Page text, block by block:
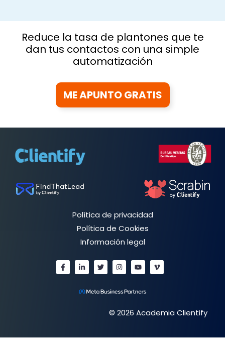
Reduce la tasa de plantones que te
dan tus contactos con una simple
automatización
ME APUNTO GRATIS
Política de privacidad
Política de Cookies
Información legal
© 2026 Academia Clientify